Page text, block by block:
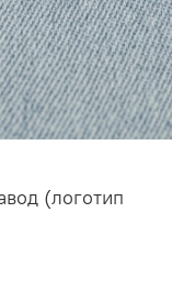
(логотип